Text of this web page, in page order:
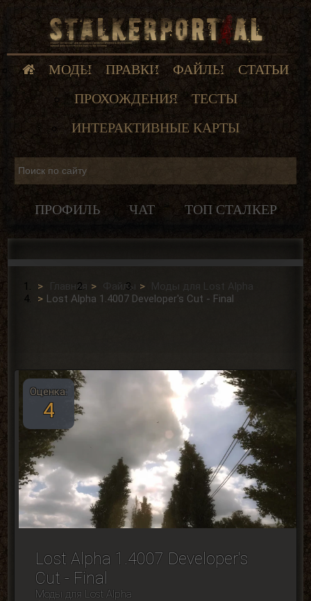
МОДЫ ПРАВКИ ФАЙЛЫ
СТАТЬИ
ПРОХОЖДЕНИЯ
ТЕСТЫ
ИНТЕРАКТИВНЫЕ КАРТЫ
ПРОФИЛЬ ЧАТ ТОП СТАЛКЕР
Главная Файлы
Моды для Lost Alpha
Lost Alpha 1.4007 Developer's Cut - Final
Оценка:
4
Lost Alpha 1.4007 Developer's
Cut - Final
Моды для Lost Alpha